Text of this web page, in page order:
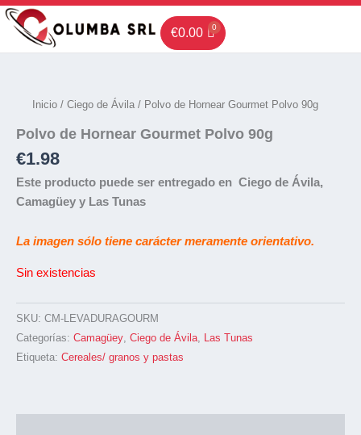
Ir
contenido
€0.00
Inicio / Ciego de Ávila / Polvo de Hornear Gourmet Polvo 90g
Polvo de Hornear Gourmet Polvo 90g
€1.98
Este producto puede ser entregado en Ciego de Ávila,
Camagüey y Las Tunas
La imagen sólo tiene carácter meramente orientativo.
Sin existencias
SKU: CM-LEVADURAGOURM
Categorías: Camagüey Ciego de Ávila
Las Tunas
Etiqueta: Cereales/ granos y pastas